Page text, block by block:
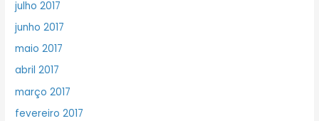
julho 2017
junho 2017
maio 2017
abril 2017
março 2017
fevereiro 2017